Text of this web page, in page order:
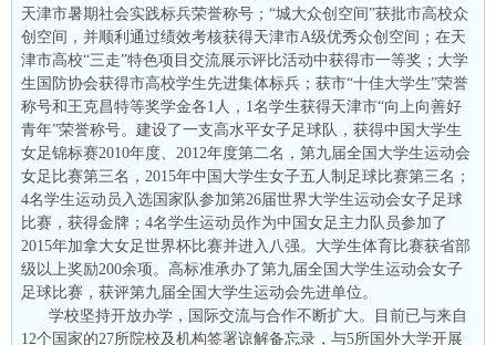
天津市暑期社会实践标兵荣誉称号；“城大众创空间”获批市高校众
创空间，并顺利通过绩效考核获得天津市A级优秀众创空间；在天
津市高校“三走”特色项目交流展示评比活动中获得市一等奖；大学
生国防协会获得市高校学生先进集体标兵；获市“十佳大学生”荣誉
称号和王克昌特等奖学金各1人，1名学生获得天津市“向上向善好
青年”荣誉称号。建设了一支高水平女子足球队，获得中国大学生
女足锦标赛2010年度、2012年度第二名，第九届全国大学生运动会
女足比赛第三名，2015年中国大学生女子五人制足球比赛第三名；
4名学生运动员入选国家队参加第26届世界大学生运动会女子足球
比赛，获得金牌；4名学生运动员作为中国女足主力队员参加了
2015年加拿大女足世界杯比赛并进入八强。大学生体育比赛获省部
级以上奖励200余项。高标准承办了第九届全国大学生运动会女子
足球比赛，获评第九届全国大学生运动会先进单位。
学校坚持开放办学，国际交流与合作不断扩大。目前已与来自
12个国家的27所院校及机构签署谅解备忘录，与5所国外大学开展